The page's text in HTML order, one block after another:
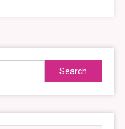
Search
for: